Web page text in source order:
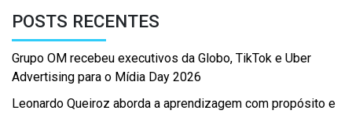
POSTS RECENTES
Grupo OM recebeu executivos da Globo, TikTok e Uber
Advertising para o Mídia Day 2026
Leonardo Queiroz aborda a aprendizagem com propósito e